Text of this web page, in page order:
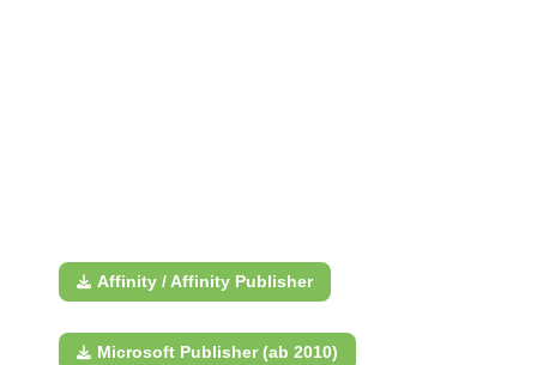
Affinity / Affinity Publisher
Microsoft Publisher (ab 2010)